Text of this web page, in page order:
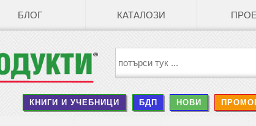
БЛОГ КАТАЛОЗИ
КНИГИ И УЧЕБНИЦИ БДП НОВИ